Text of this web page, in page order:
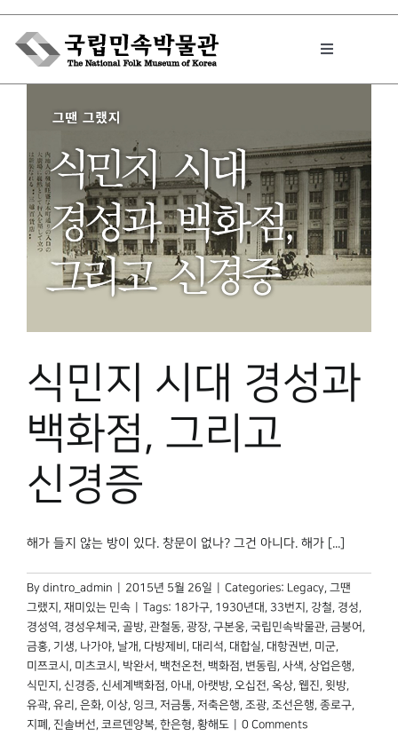
Skip
content
Toggle
박물관에서는
민속이야기
민속 인사이드
원문보기 PDF
박물관 홈페이지
식민지 시대 경성과
백화점, 그리고
신경증
해가 들지 않는 방이 있다. 창문이 없나? 그건 아니다. 해가 [...]
By dintro_admin 2015년 5월 26일 Categories: Legacy, 그땐
그랬지 , 재미있는 민속 Tags: 18가구, 1930년대 , 33번지 , 강철, 경성,
경성역, 경성우체국, 골방, 관철동, 광장, 구본웅, 국립민속박물관, 금붕어 ,
금홍, 기생, 나가야, 날개 , 다방제비 , 대리석, 대합실, 대항권번, 미군,
미쯔코시 , 미츠코시 , 박완서 , 백천온천, 백화점, 변동림, 사색, 상업은행,
식민지 , 신경증, 신세계백화점, 아내 , 아랫방, 오십전, 옥상, 웹진, 윗방,
유곽, 유리 , 은화, 이상, 잉크, 저금통, 저축은행, 조광, 조선은행, 종로구,
지폐 , 진솔버선, 코르덴양복, 한은형, 황해도
0 Comments